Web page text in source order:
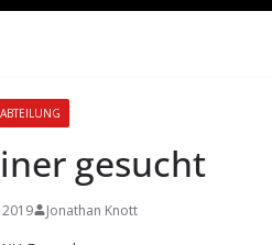
gesucht
2019 Jonathan Knott